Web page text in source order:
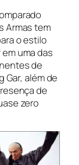
Armas tem
o estilo
uma das
de
Gar, além de
de
zero